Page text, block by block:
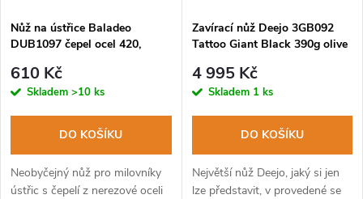
Nůž na ústřice Baladeo
DUB1097 čepel ocel 420,
610 Kč
Skladem >10 ks
DO KOŠÍKU
Neobyčejný nůž pro milovníky
ústřic s čepelí z nerezové oceli
Zavírací nůž Deejo 3GB092
Tattoo Giant Black 390g olive
4 995 Kč
Skladem 1 ks
DO KOŠÍKU
Největší nůž Deejo, jaký si jen
lze představit, v provedené se